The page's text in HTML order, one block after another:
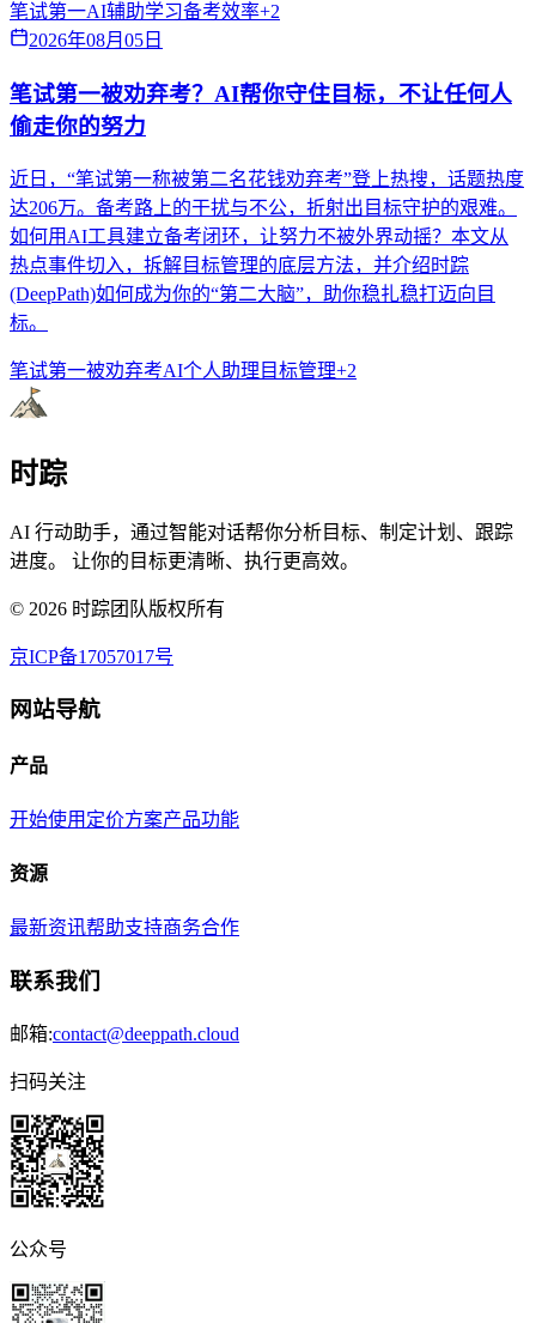
笔试第一AI辅助学习备考效率+2
2026年08月05日
笔试第一被劝弃考？AI帮你守住目标，不让任何人
偷走你的努力
近日，“笔试第一称被第二名花钱劝弃考”登上热搜，话题热度
达206万。备考路上的干扰与不公，折射出目标守护的艰难。
如何用AI工具建立备考闭环，让努力不被外界动摇？本文从
热点事件切入，拆解目标管理的底层方法，并介绍时踪
(DeepPath)如何成为你的“第二大脑”，助你稳扎稳打迈向目
标。
笔试第一被劝弃考AI个人助理 目标管理+2
时踪
AI 行动助手，通过智能对话帮你分析目标、制定计划、跟踪
进度。 让你的目标更清晰、执行更高效。
© 2026 时踪团队版权所有
京ICP备17057017号
网站导航
产品
开始使用 定价方案产品功能
资源
最新资讯帮助支持商务合作
联系我们
邮箱:contact@deeppath.cloud
扫码关注
公众号